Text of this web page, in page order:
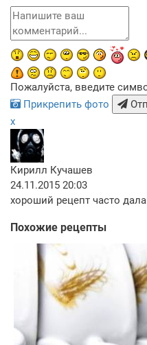
Пожалуйста, введите
Прикрепить фото
x
Кирилл Кучашев
24.11.2015 20:03
хороший рецепт часто
Похожие рецепты